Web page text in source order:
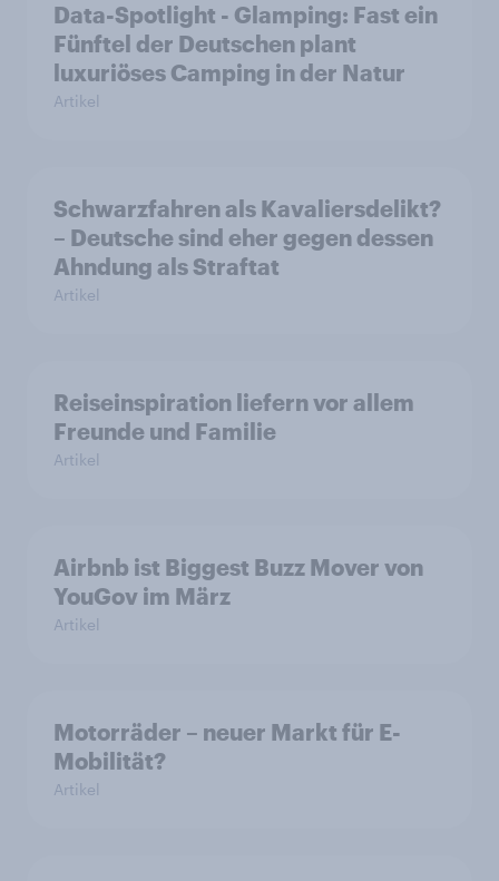
Data-Spotlight - Glamping: Fast ein
Fünftel der Deutschen plant
luxuriöses Camping in der Natur
Artikel
Schwarzfahren als Kavaliersdelikt?
– Deutsche sind eher gegen dessen
Ahndung als Straftat
Artikel
Reiseinspiration liefern vor allem
Freunde und Familie
Artikel
Airbnb ist Biggest Buzz Mover von
YouGov im März
Artikel
Motorräder – neuer Markt für E-
Mobilität?
Artikel